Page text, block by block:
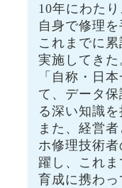
10年にわた
自身で修理を
これまでに
実施してきた
「自称・日
て、データ
る深い知識を
また、経営
ホ修理技術
躍し、これ
育成に携わっ